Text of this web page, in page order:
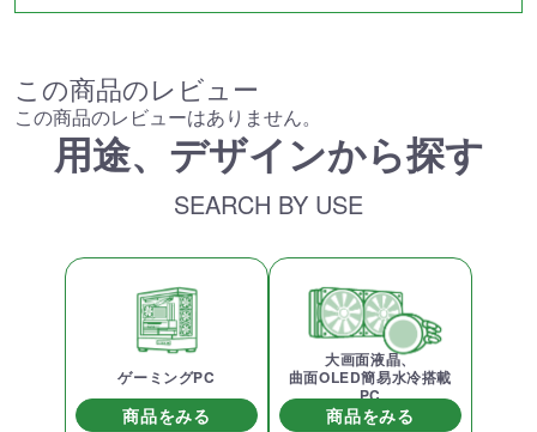
この商品のレビュー
この商品のレビューはありません。
用途、デザインから探す
SEARCH BY USE
ゲーミングPC
商品をみる
大画面液晶、
曲面OLED簡易水冷搭載
PC
商品をみる